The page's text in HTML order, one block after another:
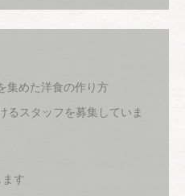
集めた洋食の作り方
るスタッフを募集していま
す